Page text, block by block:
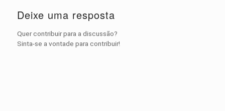
Deixe uma resposta
Quer contribuir para a discussão?
Sinta-se a vontade para contribuir!